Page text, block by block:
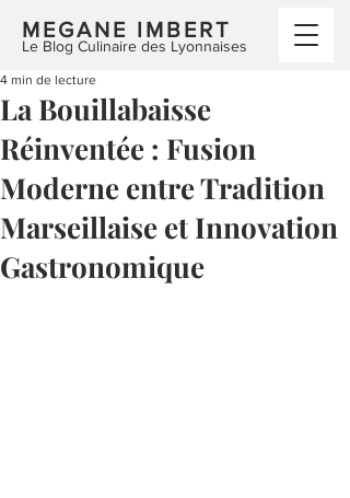
MEGANE IMBERT
Le Blog Culinaire des Lyonnaises
La Bouillabaisse
Réinventée : Fusion
Moderne entre Tradition
Marseillaise et Innovation
Gastronomique
4 min de lecture